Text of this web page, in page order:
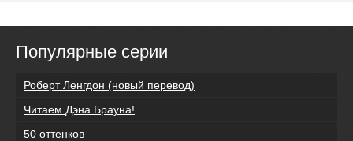
Популярные серии
Роберт Ленгдон (новый перевод)
Читаем Дэна Брауна!
50 оттенков